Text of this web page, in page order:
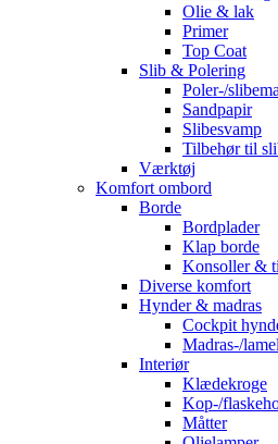
Olie & lak
Primer
Top Coat
Slib & Polering
Poler-/
Sandpapir
Slibesvamp
Tilbehør til
Værktøj
Komfort ombord
Borde
Bordplader
Klap borde
Konsoller &
Diverse komfort
Hynder & madras
Cockpit
Madras-/
Interiør
Klædekroge
Kop-/
Måtter